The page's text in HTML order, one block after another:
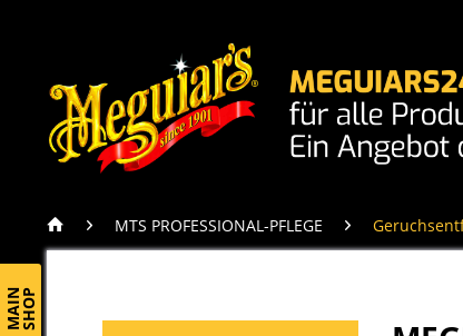
MAINSHOP
MTS PROFESSIONAL-PFLEGE